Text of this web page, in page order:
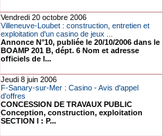
Vendredi 20 octobre 2006
Villeneuve-Loubet : construction, entretien et
exploitation d'un casino de jeux ...
Annonce N°10, publiée le 20/10/2006 dans le
BOAMP 201 B, dépt. 6 Nom et adresse
officiels de l...
Jeudi 8 juin 2006
F-Sanary-sur-Mer : Casino - Avis d'appel
d'offres
CONCESSION DE TRAVAUX PUBLIC
Conception, construction, exploitation
SECTION I : P...